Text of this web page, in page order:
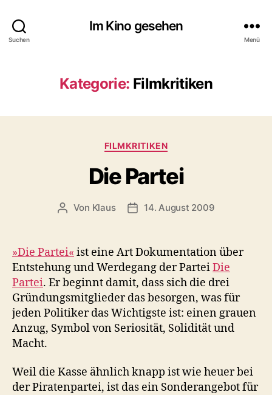
Suchen
Im Kino gesehen
Menü
Kategorie: Filmkritiken
Kategorien
FILMKRITIKEN
Die Partei
Beitragsautor
Von Klaus Veröffentlichungsdatum
14. August 2009
»Die Partei« ist eine Art Dokumentation über
Entstehung und Werdegang der ParteiDie
Partei. Er beginnt damit, dass sich die drei
Gründungsmitglieder das besorgen, was für
jeden Politiker das Wichtigste ist: einen grauen
Anzug, Symbol von Seriosität, Solidität und
Macht.
Weil die Kasse ähnlich knapp ist wie heuer bei
der Piratenpartei, ist das ein Sonderangebot für